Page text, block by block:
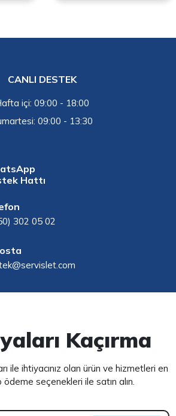
CANLI DESTEK
içi: 09:00 - 18:00
09:00 - 13:30
Hattı
302 05 02
Kaçırma
ile ihtiyacınız olan ürün ve hizmetleri en
seçenekleri ile satın alın.